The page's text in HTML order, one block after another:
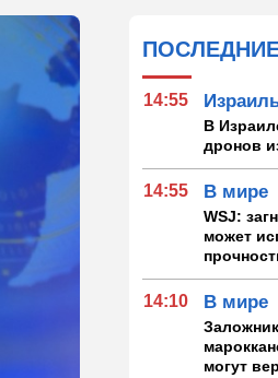
14:55
В
дронов
14:55 В мире
WSJ:
может
14:10 В мире
могут